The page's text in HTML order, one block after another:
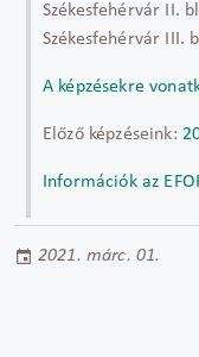
Székesfehérvár II.
Székesfehérvár III.
A képzésekre
Előző képzéseink:
Információk az
2021. márc. 01.